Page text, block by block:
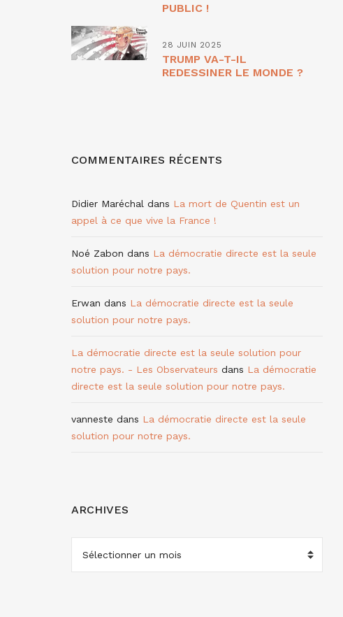
PUBLIC !
28 JUIN 2025
TRUMP VA-T-IL
REDESSINER LE MONDE ?
COMMENTAIRES RÉCENTS
Didier Maréchal dans La mort de Quentin est un
appel à ce que vive la France !
Noé Zabon dans La démocratie directe est la seule
solution pour notre pays.
Erwan dans La démocratie directe est la seule
solution pour notre pays.
La démocratie directe est la seule solution pour
notre pays. - Les Observateurs dans La démocratie
directe est la seule solution pour notre pays.
vanneste dans La démocratie directe est la seule
solution pour notre pays.
ARCHIVES
ARCHIVES